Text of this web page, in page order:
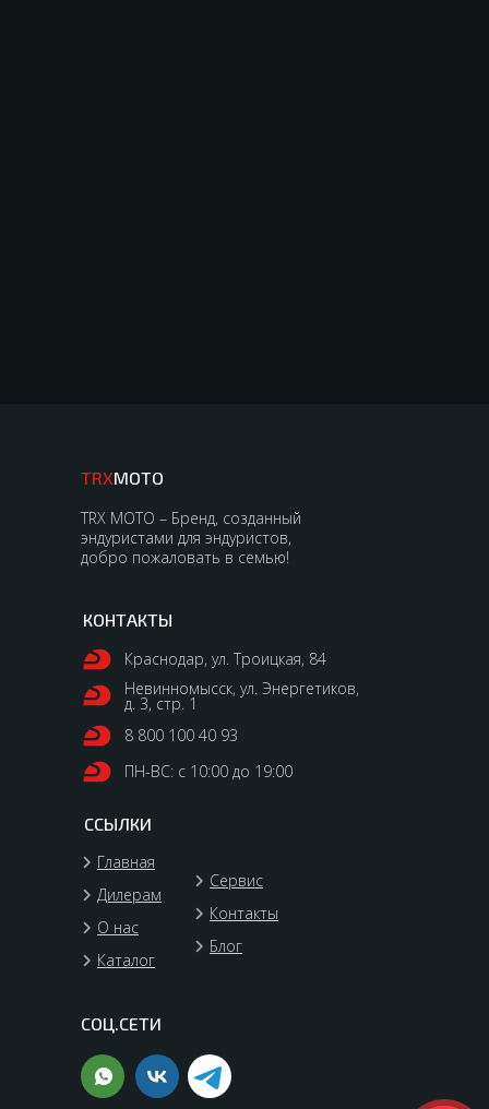
Краснодар, ул. Троицкая, 84
Невинномысск, ул. Энергетиков,
д. 3, стр. 1
8 800 100 40 93
ПН-ВС: с 10:00 до 19:00
КОНТАКТЫ
TRXMOTO
Главная
Дилерам
О нас
Блог
Контакты
Сервис
Каталог
ССЫЛКИ
СОЦ.СЕТИ
TRX MOTO – Бренд, созданный
эндуристами для эндуристов,
добро пожаловать в семью!